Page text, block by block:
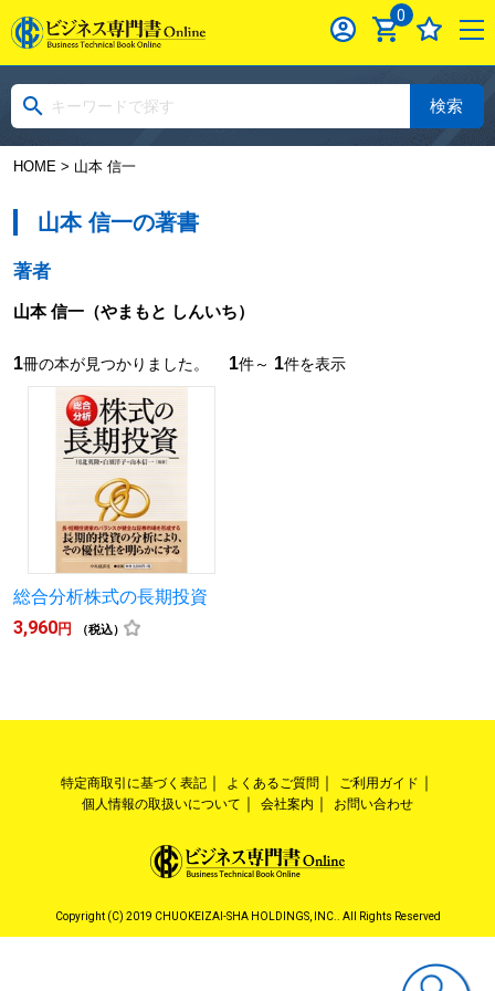
0
検索
HOME> 山本 信一
山本 信一の著書
著者
山本 信一（やまもと しんいち）
1冊の本が見つかりました。 1件～ 1件を表示
総合分析株式の長期投資
3,960円 （税込）
特定商取引に基づく表記 よくあるご質問
ご利用ガイド
個人情報の取扱いについて
会社案内 お問い合わせ
Copyright (C) 2019 CHUOKEIZAI-SHA HOLDINGS, INC.. All Rights Reserved